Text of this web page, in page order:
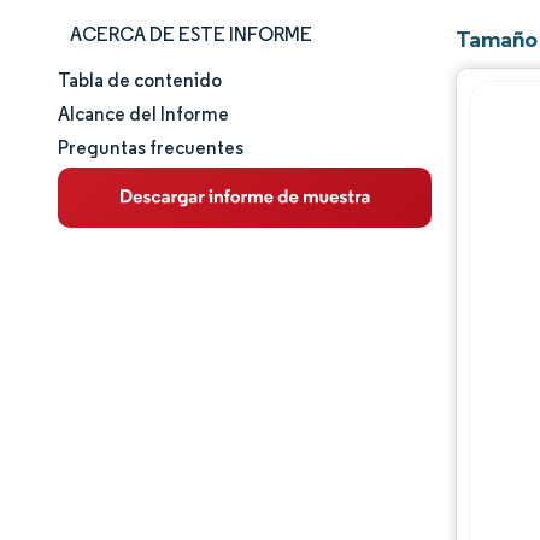
ACERCA DE ESTE INFORME
Tamaño y cuota de mercado
Análisis de mercado
Tendencias e ideas
Tabla de contenido
Alcance del Informe
Preguntas frecuentes